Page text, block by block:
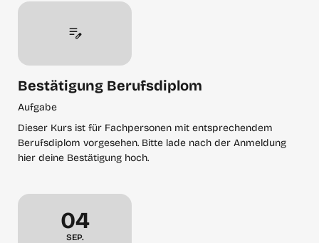
Bestätigung Berufsdiplom
Aufgabe
Dieser Kurs ist für Fachpersonen mit entsprechendem
Berufsdiplom vorgesehen. Bitte lade nach der Anmeldung
hier deine Bestätigung hoch.
Freitag, September 4
04
SEP.